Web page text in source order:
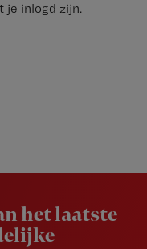
je inlogd zijn.
het laatste